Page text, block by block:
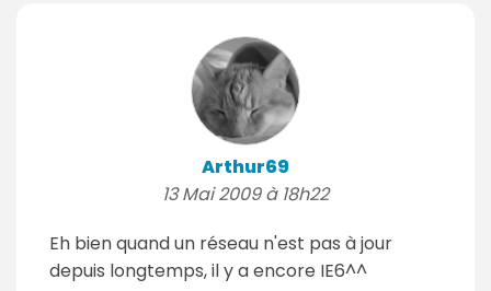
Arthur69
13 Mai 2009 à 18h22
Eh bien quand un réseau n'est pas à jour
depuis longtemps, il y a encore IE6^^